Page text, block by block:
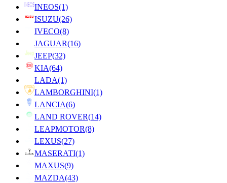
INEOS(1)
ISUZU(26)
IVECO(8)
JAGUAR(16)
JEEP(32)
KIA(64)
LADA(1)
LAMBORGHINI(1)
LANCIA(6)
LAND ROVER(14)
LEAPMOTOR(8)
LEXUS(27)
MASERATI(1)
MAXUS(9)
MAZDA(43)